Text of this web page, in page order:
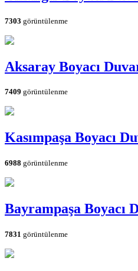
7303 görüntülenme
Aksaray Boyacı
7409 görüntülenme
Kasımpaşa Boyacı
6988 görüntülenme
Bayrampaşa Boyacı
7831 görüntülenme